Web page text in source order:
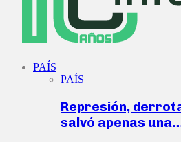
PAÍS
PAÍS
Represión,
salvó apenas